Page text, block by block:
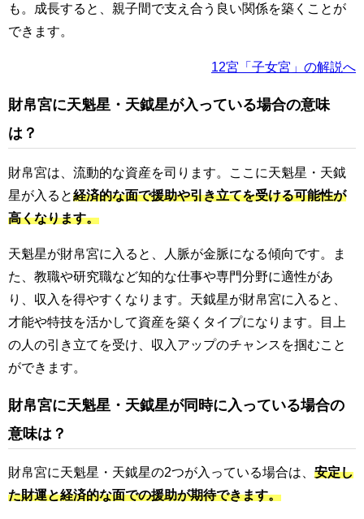
も。成長すると、親子間で支え合う良い関係を築くことが
できます。
12宮「子女宮」の解説へ
財帛宮に天魁星・天鉞星が入っている場合の意味
は？
財帛宮は、流動的な資産を司ります。ここに天魁星・天鉞
星が入ると経済的な面で援助や引き立てを受ける可能性が
高くなります。
天魁星が財帛宮に入ると、人脈が金脈になる傾向です。ま
た、教職や研究職など知的な仕事や専門分野に適性があ
り、収入を得やすくなります。天鉞星が財帛宮に入ると、
才能や特技を活かして資産を築くタイプになります。目上
の人の引き立てを受け、収入アップのチャンスを掴むこと
ができます。
財帛宮に天魁星・天鉞星が同時に入っている場合の
意味は？
財帛宮に天魁星・天鉞星の2つが入っている場合は、 安定し
た財運と経済的な面での援助が期待できます。